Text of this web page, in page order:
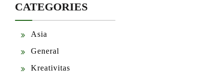
CATEGORIES
Asia
General
Kreativitas